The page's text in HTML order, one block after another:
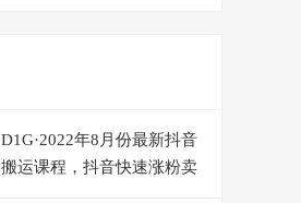
D1G·2022年8月份最新抖音
搬运课程，抖音快速涨粉卖